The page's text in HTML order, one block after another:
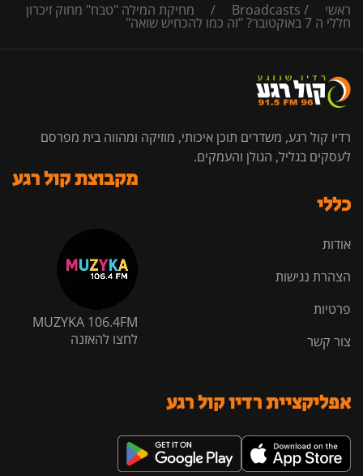
ראשי /
Broadcasts
/ מחיקת המילה "טבח" מחוק זיכרון
חללי ה 7 באוקטובר? "זה כמו להכחיש שואה"
רדיו קול רגע, משדרים תוכן איכותי, מוזיקה ומהווה בית מפרסם
לעסקים בגליל, הגולן והעמקים.
כללי
אודות
הצהרת נגישות
פרטיות
צור קשר
מקבוצת קול רגע
MUZYKA 106.4FM
לחצו להאזנה
אפליקציית רדיו קול רגע